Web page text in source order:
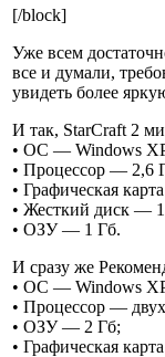
[/block]
Уже всем
все и думали,
увидеть более
И так, StarCraft 2
• ОС — Windows
• Процессор — 2,6
• Графическая
• Жесткий диск —
• ОЗУ — 1 Гб.
И сразу же
• ОС — Windows
• Процессор —
• ОЗУ — 2 Гб;
• Графическая